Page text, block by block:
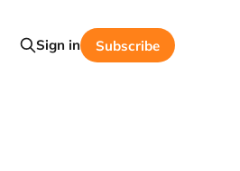
Sign in Subscribe